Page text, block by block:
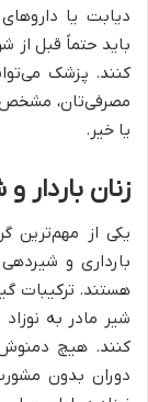
دیابت یا
باید حتماً قبل از
کنند. پزشک
مصرفی‌تان،
یا خیر.
زنان باردار
یکی از مهم‌ترین
بارداری و
هستند. ترکیبات
شیر مادر به
کنند. هیچ دمنوش
دوران بدون